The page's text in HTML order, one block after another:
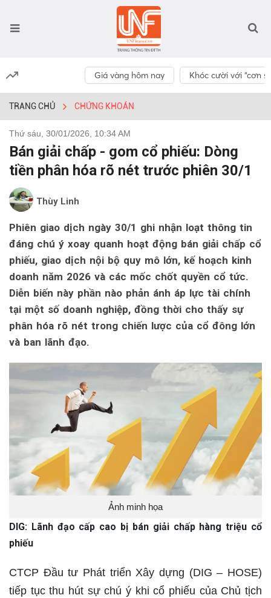
Giá vàng hôm nay Khóc cười với “cơn
TRANG CHỦ CHỨNG KHOÁN
Thứ sáu, 30/01/2026, 10:34 AM
Bán giải chấp - gom cổ phiếu: Dòng
tiền phân hóa rõ nét trước phiên 30/1
Thùy Linh
Phiên giao dịch ngày 30/1 ghi nhận loạt thông tin
đáng chú ý xoay quanh hoạt động bán giải chấp cổ
phiếu, giao dịch nội bộ quy mô lớn, kế hoạch kinh
doanh năm 2026 và các mốc chốt quyền cổ tức.
Diễn biến này phần nào phản ánh áp lực tài chính
tại một số doanh nghiệp, đồng thời cho thấy sự
phân hóa rõ nét trong chiến lược của cổ đông lớn
và ban lãnh đạo.
Ảnh minh họa
DIG: Lãnh đạo cấp cao bị bán giải chấp hàng triệu cổ
phiếu
CTCP Đầu tư Phát triển Xây dựng (DIG – HOSE)
tiếp tục thu hút sự chú ý khi cổ phiếu của Chủ tịch